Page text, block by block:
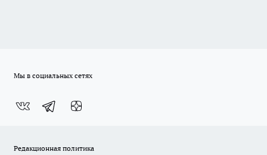
Мы в социальных сетях
Редакционная политика